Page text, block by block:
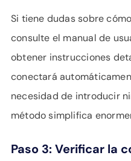
Si tiene dudas sobre
consulte el manual de
obtener instrucciones
conectará
necesidad de introducir
método simplifica
Paso 3: Verificar la